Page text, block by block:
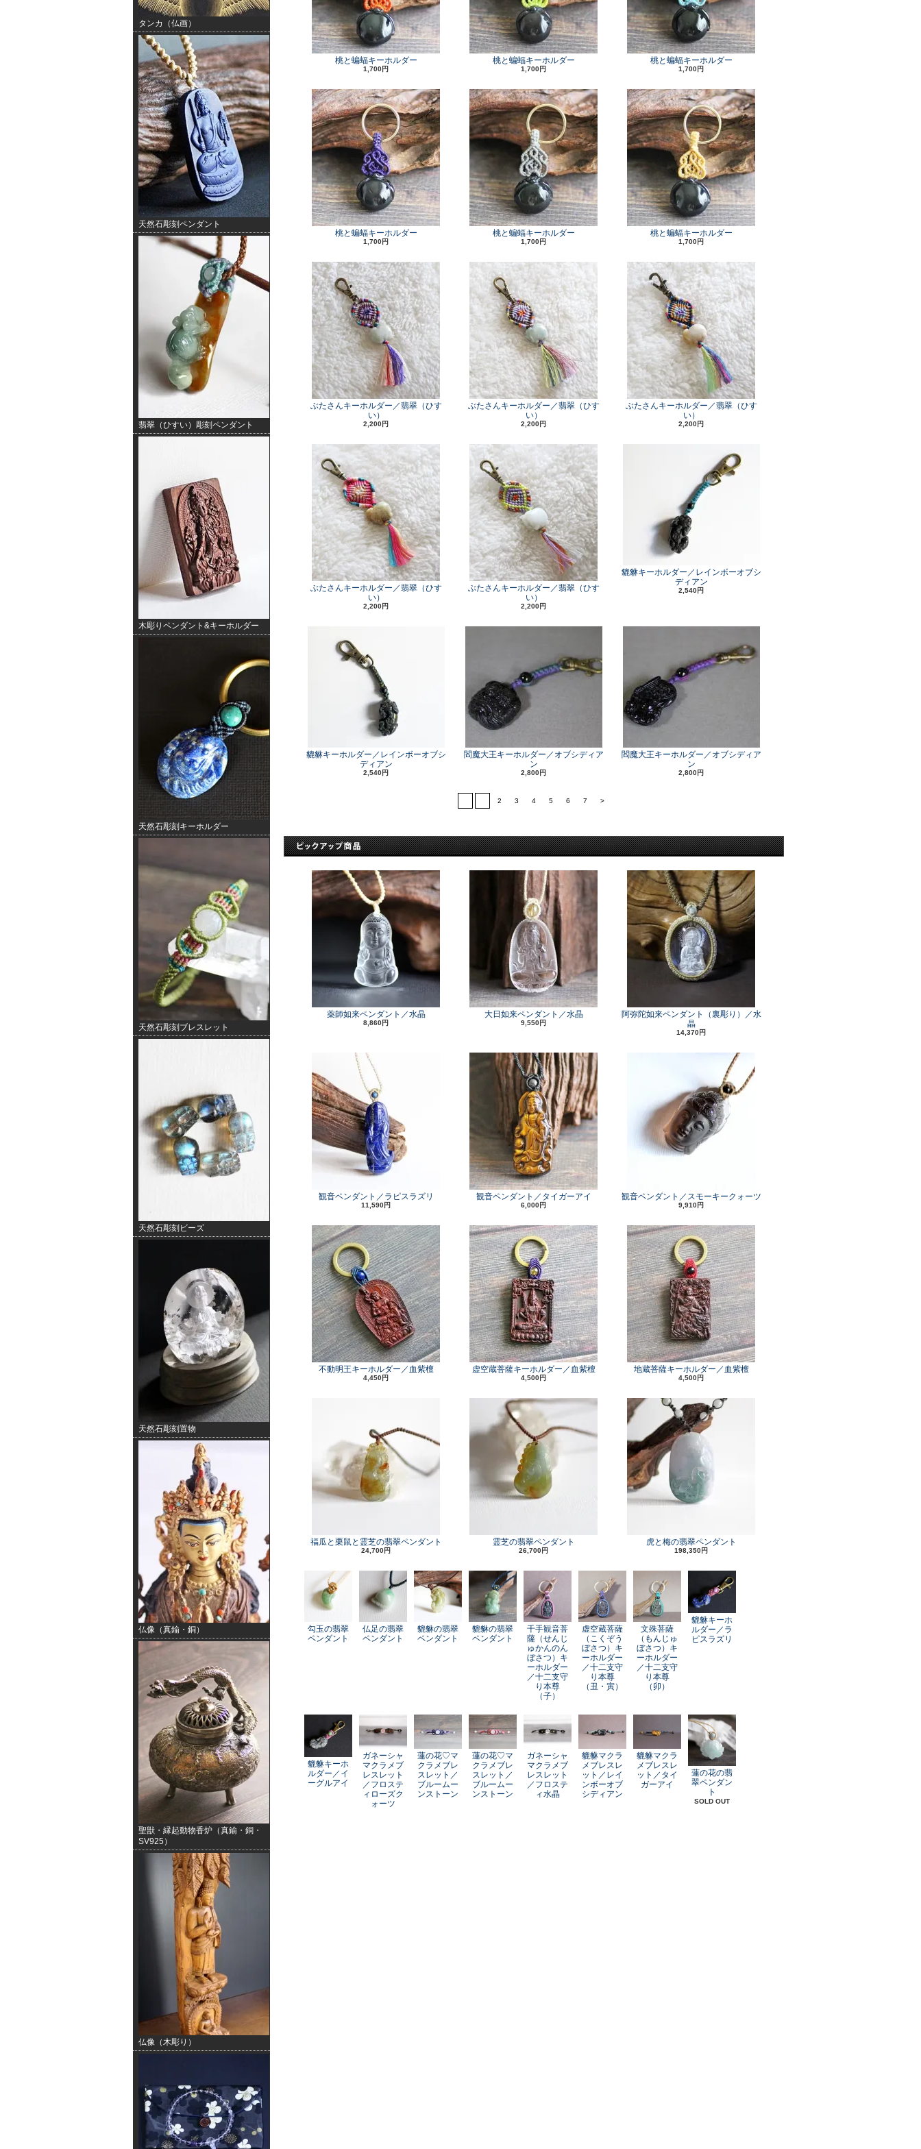
タンカ（仏画）
天然石彫刻ペンダント
翡翠（ひすい）彫刻ペンダント
木彫りペンダント&キーホルダー
天然石彫刻キーホルダー
天然石彫刻ブレスレット
天然石彫刻ビーズ
天然石彫刻置物
仏像（真鍮・銅）
聖獣・縁起動物香炉（真鍮・銅・
SV925）
仏像（木彫り）
桃と蝙蝠キーホルダー
1,700円
桃と蝙蝠キーホルダー
1,700円
桃と蝙蝠キーホルダー
1,700円
桃と蝙蝠キーホルダー
1,700円
桃と蝙蝠キーホルダー
1,700円
桃と蝙蝠キーホルダー
1,700円
ぶたさんキーホルダー／翡翠（ひす
い）
2,200円
ぶたさんキーホルダー／翡翠（ひす
い）
2,200円
ぶたさんキーホルダー／翡翠（ひす
い）
2,200円
ぶたさんキーホルダー／翡翠（ひす
い）
2,200円
ぶたさんキーホルダー／翡翠（ひす
い）
2,200円
貔貅キーホルダー／レインボーオブシ
ディアン
2,540円
貔貅キーホルダー／レインボーオブシ
ディアン
2,540円
閻魔大王キーホルダー／オブシディア
ン
2,800円
閻魔大王キーホルダー／オブシディア
ン
2,800円
2 3 4 5 6 7 >
薬師如来ペンダント／水晶
8,860円
大日如来ペンダント／水晶
9,550円
阿弥陀如来ペンダント（裏彫り）／水
晶
14,370円
観音ペンダント／ラピスラズリ
11,590円
観音ペンダント／タイガーアイ
6,000円
観音ペンダント／スモーキークォーツ
9,910円
不動明王キーホルダー／血紫檀
4,450円
虚空蔵菩薩キーホルダー／血紫檀
4,500円
地蔵菩薩キーホルダー／血紫檀
4,500円
福瓜と栗鼠と霊芝の翡翠ペンダント
24,700円
霊芝の翡翠ペンダント
26,700円
虎と梅の翡翠ペンダント
198,350円
勾玉の翡翠
ペンダント
仏足の翡翠
ペンダント
貔貅の翡翠
ペンダント
貔貅の翡翠
ペンダント
千手観音菩
薩（せんじ
ゅかんのん
ぼさつ）キ
ーホルダー
／十二支守
り本尊
（子）
虚空蔵菩薩
（こくぞう
ぼさつ）キ
ーホルダー
／十二支守
り本尊
（丑・寅）
文殊菩薩
（もんじゅ
ぼさつ）キ
ーホルダー
／十二支守
り本尊
（卯）
貔貅キーホ
ルダー／ラ
ピスラズリ
貔貅キーホ
ルダー／イ
ーグルアイ
ガネーシャ
マクラメブ
レスレット
／フロステ
ィローズク
ォーツ
蓮の花♡マ
クラメブレ
スレット／
ブルームー
ンストーン
蓮の花♡マ
クラメブレ
スレット／
ブルームー
ンストーン
ガネーシャ
マクラメブ
レスレット
／フロステ
ィ水晶
貔貅マクラ
メブレスレ
ット／レイ
ンボーオブ
シディアン
貔貅マクラ
メブレスレ
ット／タイ
ガーアイ
蓮の花の翡
翠ペンダン
ト
SOLD OUT